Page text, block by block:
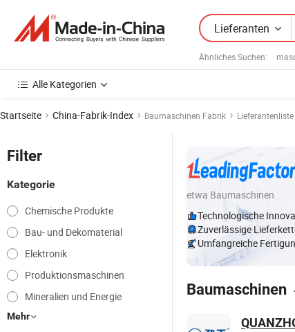
Lieferanten
Ähnliches Suchen:
Alle Kategorien
Startseite China-Fabrik-Index Baumaschinen Fabrik Lieferantenliste
Filter
Kategorie
Chemische Produkte
Bau- und Dekomaterial
Elektronik
Produktionsmaschinen
Mineralien und Energie
Mehr
etwa Baumaschinen
Technologische
Zuverlässige
Umfangreiche
Baumaschinen